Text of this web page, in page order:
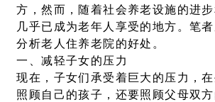
方，然而，随着社会养老设施的进
几乎已成为老年人享受的地方。笔
分析老人住养老院的好处。
一、减轻子女的压力
现在，子女们承受着巨大的压力，
照顾自己的孩子，还要照顾父母双